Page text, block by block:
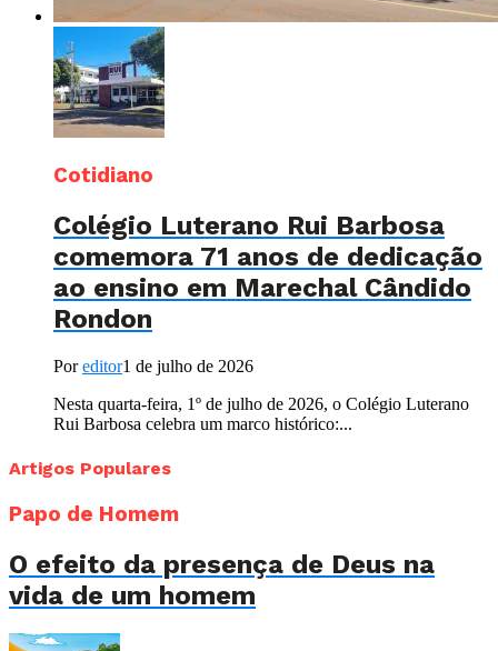
Cotidiano
Colégio Luterano Rui Barbosa
comemora 71 anos de dedicação
ao ensino em Marechal Cândido
Rondon
Poreditor1 de julho de 2026
Nesta quarta-feira, 1º de julho de 2026, o Colégio Luterano
Rui Barbosa celebra um marco histórico:...
Artigos Populares
Papo de Homem
O efeito da presença de Deus na
vida de um homem